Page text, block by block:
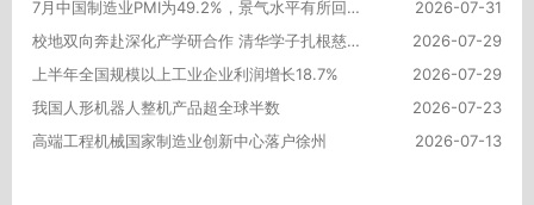
7月中国制造业PMI为49.2%，景气水平有所回落
2026-07-31
校地双向奔赴深化产学研合作 清华学子扎根慈溪制造车间锤炼本领
2026-07-29
上半年全国规模以上工业企业利润增长18.7%
2026-07-29
我国人形机器人整机产品超全球半数
2026-07-23
高端工程机械国家制造业创新中心落户徐州
2026-07-13